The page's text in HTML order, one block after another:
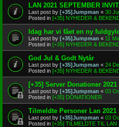
LAN 2021 SEPTEMBER
Last post by [+35]Jumpman « 30
Posted in [+35] NYHEDER &
Idag har vi fået en ny
Last post by [+35]Jumpman « 11
Posted in [+35] NYHEDER &
God Jul & Godt Nytår
Last post by [+35]Jumpman « 24
Posted in [+35] NYHEDER &
[+35] Server Donationer 2021
Last post by [+35]Jumpman « 03
Posted in [+35] DONATIONER
Tilmeldte Personer Lan 2021
Last post by [+35]Jumpman « 03
Posted in [+35] TILMELDTE TIL LAN